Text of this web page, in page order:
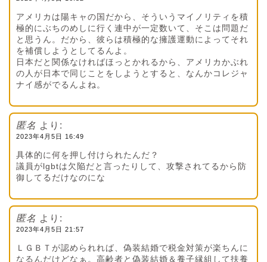
アメリカは陽キャの国だから、そういうマイノリティを積
極的にぶちのめしに行く連中が一定数いて、そこは問題だ
と思うん。だから、彼らは積極的な擁護運動によってそれ
を補償しようとしてるんよ。
日本だと関係なければほっとかれるから、アメリカかぶれ
の人が日本で同じことをしようとすると、なんかコレジャ
ナイ感がでるんよね。
匿名 より:
2023年4月5日 16:49
具体的に何を押し付けられたんだ？
議員がlgbtは欠陥だと言ったりして、攻撃されてるから防
御してるだけなのにな
匿名 より:
2023年4月5日 21:57
ＬＧＢＴが認められれば、偽装結婚で税金対策が楽ちんに
なるんだけどなぁ。高齢者と偽装結婚＆養子縁組して扶養